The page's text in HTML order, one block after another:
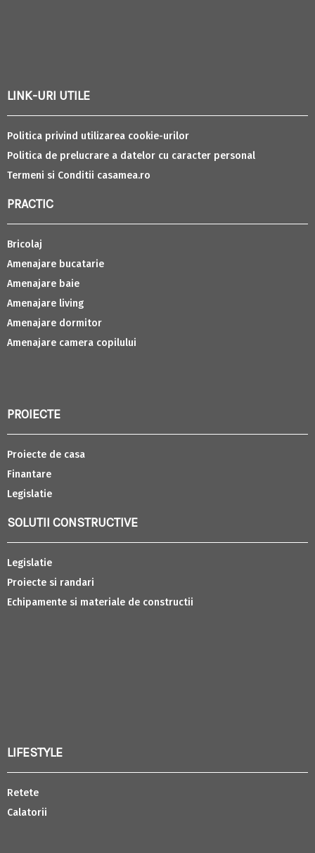
LINK-URI UTILE
Politica privind utilizarea cookie-urilor
Politica de prelucrare a datelor cu caracter personal
Termeni si Conditii casamea.ro
PRACTIC
Bricolaj
Amenajare bucatarie
Amenajare baie
Amenajare living
Amenajare dormitor
Amenajare camera copilului
PROIECTE
Proiecte de casa
Finantare
Legislatie
SOLUTII CONSTRUCTIVE
Legislatie
Proiecte si randari
Echipamente si materiale de constructii
LIFESTYLE
Retete
Calatorii